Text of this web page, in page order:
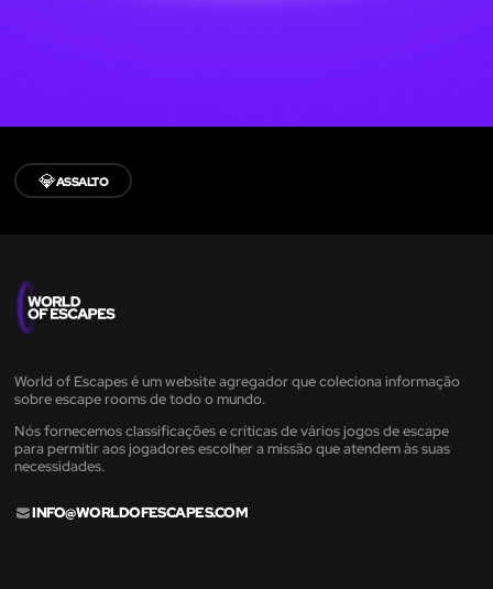
💎ASSALTO
World of Escapes é um website agregador que coleciona informação
sobre escape rooms de todo o mundo.
Nós fornecemos classificações e críticas de vários jogos de escape
para permitir aos jogadores escolher a missão que atendem às suas
necessidades.
INFO@WORLDOFESCAPES.COM